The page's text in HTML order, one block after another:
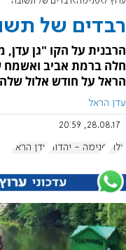
רבדים של
הרבנית על הקו "גן
חלה ברמת אביב ואשמח
הראל על חודש אלול שלה
עדן הראל
28.08.17, 20:59
אלול פנימה - יהדות עדן הראל